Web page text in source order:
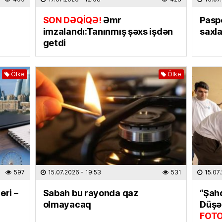
İDMAN
Salah
DÜNYA
İki
ELM VƏ
SON DƏQİQƏ!Əmr
imzalandı:Tanınmış şəxs işdən
getdi
Ölkə
597
–
Ölkə
15.07.2026 - 19:53 531
Sabah bu rayonda qaz
olmayacaq